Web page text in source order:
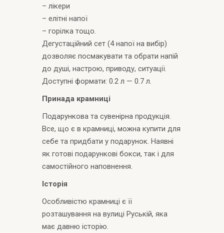
– лікери
– елітні напої
– горілка тощо.
Дегустаційний сет (4 напої на вибір)
дозволяє посмакувати та обрати напій
до душі, настрою, приводу, ситуації.
Доступні формати: 0.2 л — 0.7 л.
Принада крамниці
Подарункова та сувенірна продукція.
Все, що є в крамниці, можна купити для
себе та придбати у подарунок. Наявні
як готові подарункові бокси, так і для
самостійного наповнення.
Історія
Особливістю крамниці є її
розташування на вулиці Руській, яка
має давню історію.